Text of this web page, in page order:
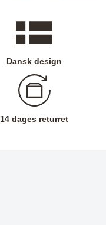
Dansk design
14 dages returret